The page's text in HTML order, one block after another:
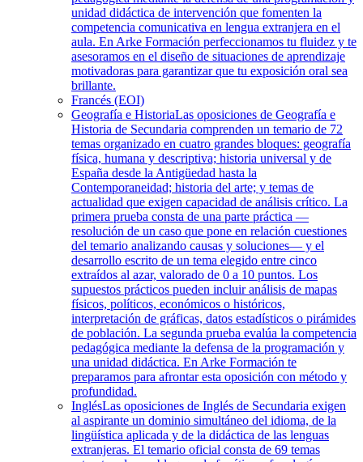
unidad didáctica de intervención que fomenten la
competencia comunicativa en lengua extranjera en el
aula. En Arke Formación perfeccionamos tu fluidez y te
asesoramos en el diseño de situaciones de aprendizaje
motivadoras para garantizar que tu exposición oral sea
brillante.
Francés (EOI)
Geografía e HistoriaLas oposiciones de Geografía e
Historia de Secundaria comprenden un temario de 72
temas organizado en cuatro grandes bloques: geografía
física, humana y descriptiva; historia universal y de
España desde la Antigüedad hasta la
Contemporaneidad; historia del arte; y temas de
actualidad que exigen capacidad de análisis crítico. La
primera prueba consta de una parte práctica —
resolución de un caso que pone en relación cuestiones
del temario analizando causas y soluciones— y el
desarrollo escrito de un tema elegido entre cinco
extraídos al azar, valorado de 0 a 10 puntos. Los
supuestos prácticos pueden incluir análisis de mapas
físicos, políticos, económicos o históricos,
interpretación de gráficas, datos estadísticos o pirámides
de población. La segunda prueba evalúa la competencia
pedagógica mediante la defensa de la programación y
una unidad didáctica. En Arke Formación te
preparamos para afrontar esta oposición con método y
profundidad.
InglésLas oposiciones de Inglés de Secundaria exigen
al aspirante un dominio simultáneo del idioma, de la
lingüística aplicada y de la didáctica de las lenguas
extranjeras. El temario oficial consta de 69 temas